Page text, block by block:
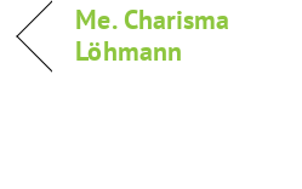
Me. Charisma
Löhmann